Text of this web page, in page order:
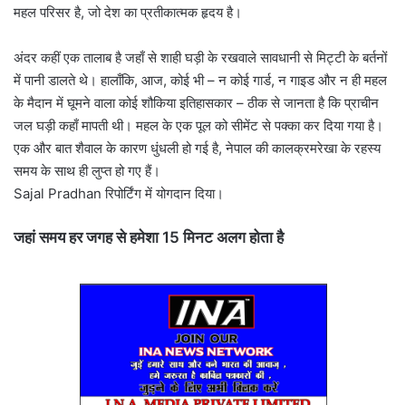
महल परिसर है, जो देश का प्रतीकात्मक हृदय है।
अंदर कहीं एक तालाब है जहाँ से शाही घड़ी के रखवाले सावधानी से मिट्टी के बर्तनों
में पानी डालते थे। हालाँकि, आज, कोई भी – न कोई गार्ड, न गाइड और न ही महल
के मैदान में घूमने वाला कोई शौकिया इतिहासकार – ठीक से जानता है कि प्राचीन
जल घड़ी कहाँ मापती थी। महल के एक पूल को सीमेंट से पक्का कर दिया गया है।
एक और बात शैवाल के कारण धुंधली हो गई है, नेपाल की कालक्रमरेखा के रहस्य
समय के साथ ही लुप्त हो गए हैं।
Sajal Pradhan रिपोर्टिंग में योगदान दिया।
जहां समय हर जगह से हमेशा 15 मिनट अलग होता है